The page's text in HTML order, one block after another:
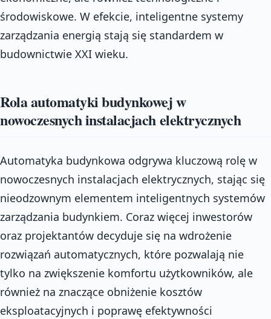
środowiskowe. W efekcie, inteligentne systemy
zarządzania energią stają się standardem w
budownictwie XXI wieku.
Rola automatyki budynkowej w
nowoczesnych instalacjach elektrycznych
Automatyka budynkowa odgrywa kluczową rolę w
nowoczesnych instalacjach elektrycznych, stając się
nieodzownym elementem inteligentnych systemów
zarządzania budynkiem. Coraz więcej inwestorów
oraz projektantów decyduje się na wdrożenie
rozwiązań automatycznych, które pozwalają nie
tylko na zwiększenie komfortu użytkowników, ale
również na znaczące obniżenie kosztów
eksploatacyjnych i poprawę efektywności